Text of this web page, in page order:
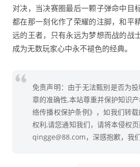
对决，当决赛圈最后一颗子弹命中目
都在那一刻化作了荣耀的注脚，和平
远的王者，只有永远为梦想而战的战
成为无数玩家心中永不褪色的经典。
免责声明：由于无法甄别是否为
章的准确性,本站尊重并保护知识
络传播权保护条例》，如我们转
权利,请您通知我们，请将本侵权
qingge@88.com，深感抱歉，我